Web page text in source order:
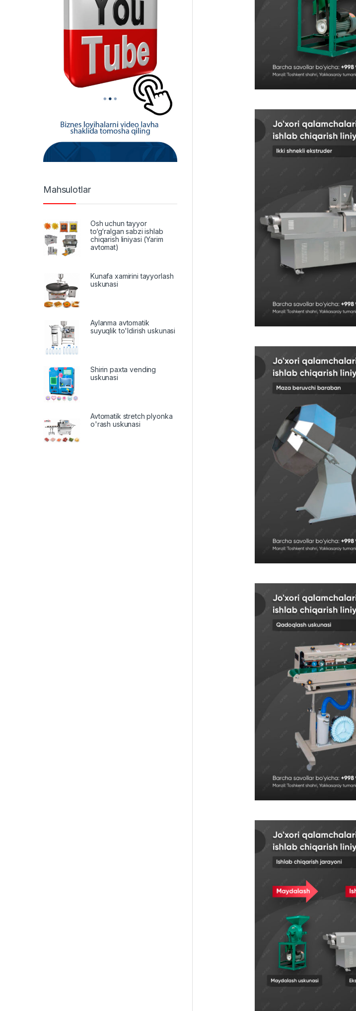
Mahsulotlar
Osh uchun tayyor
to‘g‘ralgan sabzi ishlab
chiqarish liniyasi (Yarim
avtomat)
Kunafa xamirini tayyorlash
uskunasi
Aylanma avtomatik
suyuqlik to'ldirish uskunasi
Shirin paxta vending
uskunasi
Avtomatik stretch plyonka
o'rash uskunasi